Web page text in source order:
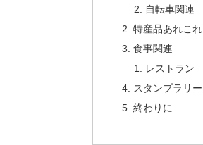
自転車関連
特産品あれこれ
食事関連
レストラン
スタンプラリー
終わりに